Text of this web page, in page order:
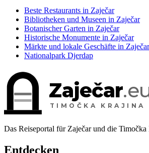
Beste Restaurants in Zaječar
Bibliotheken und Museen in Zaječar
Botanischer Garten in Zaječar
Historische Monumente in Zaječar
Märkte und lokale Geschäfte in Zaječar
Nationalpark Djerdap
Zaječar
TIMOČKA KRAJINA
Das Reiseportal für Zaječar und die Timočka
Entdecken